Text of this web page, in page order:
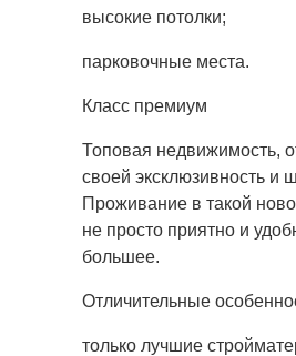
высокие потолки;
парковочные места.
Класс премиум
Топовая недвижимость,
своей эксклюзивность и
Проживание в такой
не просто приятно и
большее.
Отличительные
только лучшие